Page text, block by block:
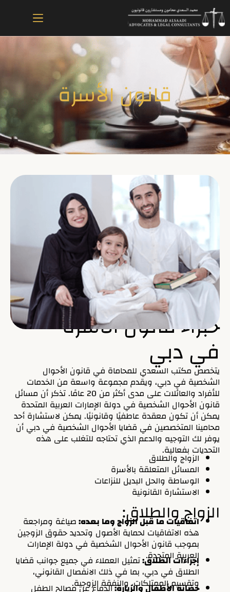
قانون الأسرة
خبراء قانون الأسرة
في دبي
يتخصص مكتب السعدي للمحاماة في قانون الأحوال
الشخصية في دبي، ويقدم مجموعة واسعة من الخدمات
للأفراد والعائلات على مدى أكثر من 20 عامًا. تذكر أن مسائل
قانون الأحوال الشخصية في دولة الإمارات العربية المتحدة
يمكن أن تكون معقدة عاطفيًا وقانونيًا. يمكن لاستشارة أحد
محامينا المتخصصين في قضايا الأحوال الشخصية في دبي أن
يوفر لك التوجيه والدعم الذي تحتاجه للتغلب على هذه
التحديات بفعالية.
الزواج والطلاق
المسائل المتعلقة بالأسرة
الوساطة والحل البديل للنزاعات
الاستشارة القانونية
الزواج والطلاق:
اتفاقيات ما قبل الزواج وما بعده:صياغة ومراجعة
هذه الاتفاقيات لحماية الأصول وتحديد حقوق الزوجين
بموجب قانون الأحوال الشخصية في دولة الإمارات
العربية المتحدة.
إجراءات الطلاق:تمثيل العملاء في جميع جوانب قضايا
الطلاق في دبي، بما في ذلك الانفصال القانوني،
وتقسيم الممتلكات، والنفقة الزوجية.
حضانة الأطفال والزيارة:الدفاع عن مصالح الطفل